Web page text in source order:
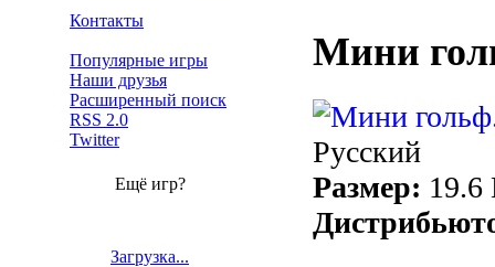
Контакты
Популярные игры
Наши друзья
Расширенный поиск
RSS 2.0
Twitter
Ещё игр?
Загрузка...
Мини
Русский
Размер: 19.6